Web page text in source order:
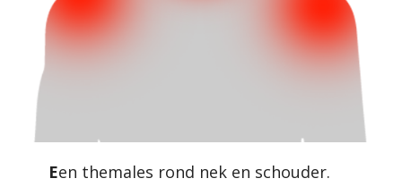
Een themales rond nek en schouder.